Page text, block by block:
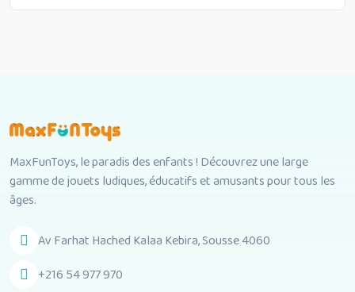
MaxFunToys, le paradis des enfants ! Découvrez une large
gamme de jouets ludiques, éducatifs et amusants pour tous les
âges.
Av Farhat Hached Kalaa Kebira, Sousse 4060
+216 54 977 970